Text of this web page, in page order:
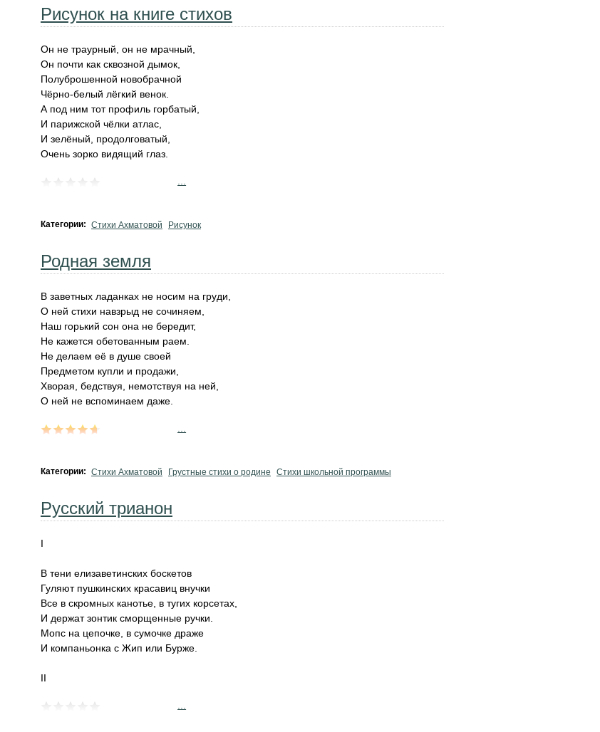
Рисунок на книге стихов
Он не траурный, он не мрачный,
Он почти как сквозной дымок,
Полуброшенной новобрачной
Чёрно-белый лёгкий венок.
А под ним тот профиль горбатый,
И парижской чёлки атлас,
И зелёный, продолговатый,
Очень зорко видящий глаз.
Категории: Стихи Ахматовой Рисунок
Родная земля
В заветных ладанках не носим на груди,
О ней стихи навзрыд не сочиняем,
Наш горький сон она не бередит,
Не кажется обетованным раем.
Не делаем её в душе своей
Предметом купли и продажи,
Хворая, бедствуя, немотствуя на ней,
О ней не вспоминаем даже.
Категории: Стихи Ахматовой Грустные стихи о родине Стихи школьной программы
Русский трианон
I
В тени елизаветинских боскетов
Гуляют пушкинских красавиц внучки
Все в скромных канотье, в тугих корсетах,
И держат зонтик сморщенные ручки.
Мопс на цепочке, в сумочке драже
И компаньонка с Жип или Бурже.
II